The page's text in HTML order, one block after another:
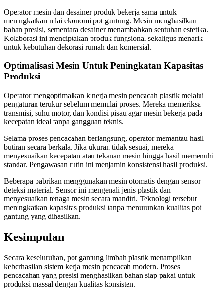
Operator mesin dan desainer produk bekerja sama untuk
meningkatkan nilai ekonomi pot gantung. Mesin menghasilkan
bahan presisi, sementara desainer menambahkan sentuhan estetika.
Kolaborasi ini menciptakan produk fungsional sekaligus menarik
untuk kebutuhan dekorasi rumah dan komersial.
Optimalisasi Mesin Untuk Peningkatan Kapasitas
Produksi
Operator mengoptimalkan kinerja mesin pencacah plastik melalui
pengaturan terukur sebelum memulai proses. Mereka memeriksa
transmisi, suhu motor, dan kondisi pisau agar mesin bekerja pada
kecepatan ideal tanpa gangguan teknis.
Selama proses pencacahan berlangsung, operator memantau hasil
butiran secara berkala. Jika ukuran tidak sesuai, mereka
menyesuaikan kecepatan atau tekanan mesin hingga hasil memenuhi
standar. Pengawasan rutin ini menjamin konsistensi hasil produksi.
Beberapa pabrikan menggunakan mesin otomatis dengan sensor
deteksi material. Sensor ini mengenali jenis plastik dan
menyesuaikan tenaga mesin secara mandiri. Teknologi tersebut
meningkatkan kapasitas produksi tanpa menurunkan kualitas pot
gantung yang dihasilkan.
Kesimpulan
Secara keseluruhan, pot gantung limbah plastik menampilkan
keberhasilan sistem kerja mesin pencacah modern. Proses
pencacahan yang presisi menghasilkan bahan siap pakai untuk
produksi massal dengan kualitas konsisten.